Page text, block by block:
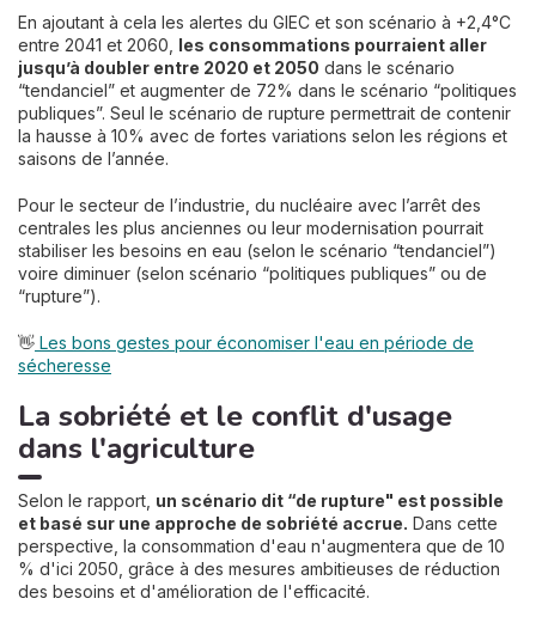
En ajoutant à cela les alertes du GIEC et son scénario à +2,4°C
entre 2041 et 2060, les consommations pourraient aller
jusqu’à doubler entre 2020 et 2050 dans le scénario
“tendanciel” et augmenter de 72% dans le scénario “politiques
publiques”. Seul le scénario de rupture permettrait de contenir
la hausse à 10% avec de fortes variations selon les régions et
saisons de l’année.
Pour le secteur de l’industrie, du nucléaire avec l’arrêt des
centrales les plus anciennes ou leur modernisation pourrait
stabiliser les besoins en eau (selon le scénario “tendanciel”)
voire diminuer (selon scénario “politiques publiques” ou de
“rupture”).
👋 Les bons gestes pour économiser l'eau en période de
sécheresse
La sobriété et le conflit d'usage
dans l'agriculture
Selon le rapport, un scénario dit “de rupture" est possible
et basé sur une approche de sobriété accrue. Dans cette
perspective, la consommation d'eau n'augmentera que de 10
% d'ici 2050, grâce à des mesures ambitieuses de réduction
des besoins et d'amélioration de l'efficacité.